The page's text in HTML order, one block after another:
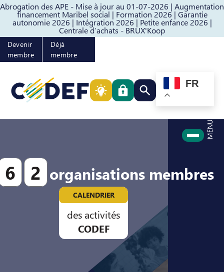
Abrogation des APE - Mise à jour au 01-07-2026 | Augmentation
financement Maribel social | Formation 2026 | Garantie
autonomie 2026 | Intégration 2026 | Petite enfance 2026 |
Centrale d’achats - BRUX'Koop
Passer au contenuPasser au pied de page
Devenir
membre
Déjà
membre
Rechercher quelque
FR
MENU
6 2 organisations membres
CALENDRIER
des activités
CODEF